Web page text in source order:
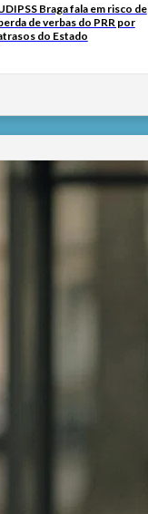
Braga fala em risco de
de verbas do PRR por
do Estado